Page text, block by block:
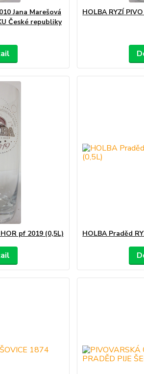
Jana Marešová
České republiky
HOLBA RYZÍ
pf 2019 (0,5L) HOLBA Praděd